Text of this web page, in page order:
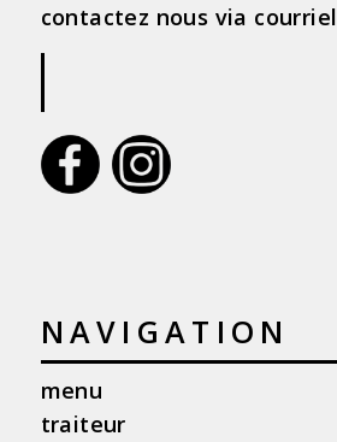
contactez nous via courriel
NAVIGATION
menu
traiteur